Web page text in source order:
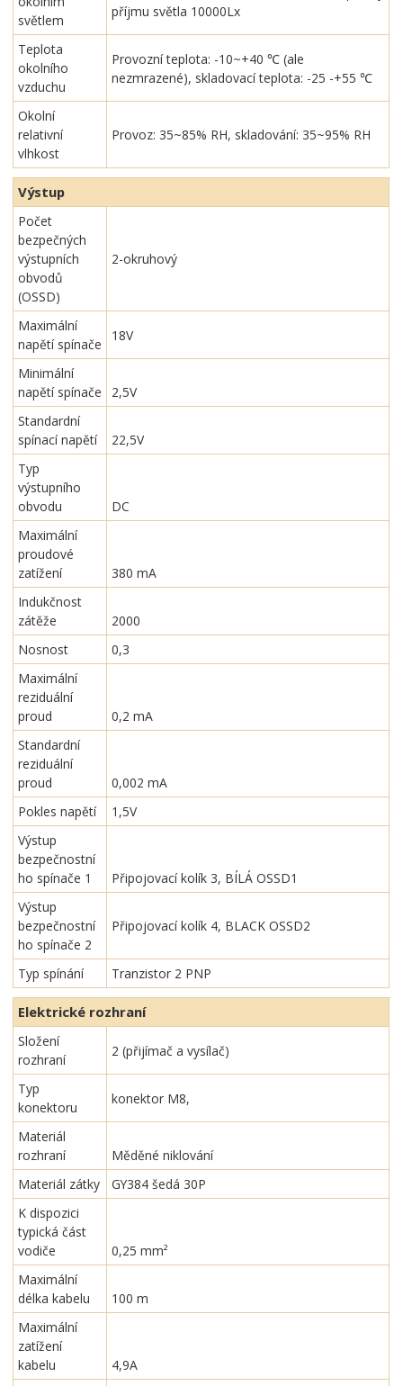
světlem
příjmu světla 10000Lx
Teplota
okolního
vzduchu
Provozní teplota: -10~+40 ℃ (ale
nezmrazené), skladovací teplota: -25 -+55 ℃
Okolní
relativní
vlhkost
Provoz: 35~85% RH, skladování: 35~95% RH
Výstup
Počet
bezpečných
výstupních
obvodů
(OSSD)
2-okruhový
Maximální
napětí spínače
18V
Minimální
napětí spínače
2,5V
Standardní
spínací napětí
22,5V
Typ
výstupního
obvodu
DC
Maximální
proudové
zatížení
380 mA
Indukčnost
zátěže
2000
Nosnost
0,3
Maximální
reziduální
proud
0,2 mA
Standardní
reziduální
proud
0,002 mA
Pokles napětí
1,5V
Výstup
bezpečnostní
ho spínače 1
Připojovací kolík 3, BÍLÁ OSSD1
Výstup
bezpečnostní
ho spínače 2
Připojovací kolík 4, BLACK OSSD2
Typ spínání Tranzistor 2 PNP
Elektrické rozhraní
Složení
rozhraní
2 (přijímač a vysílač)
Typ
konektoru
konektor M8,
Materiál
rozhraní
Měděné niklování
Materiál zátky
GY384 šedá 30P
K dispozici
typická část
vodiče
0,25 mm²
Maximální
délka kabelu
100 m
Maximální
zatížení
kabelu
4,9A